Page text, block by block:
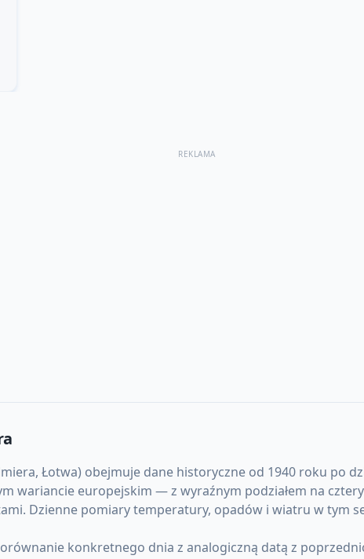
REKLAMA
Łotwa) obejmuje dane historyczne od 1940 roku po
wariancie europejskim — z wyraźnym podziałem na
Dzienne pomiary temperatury, opadów i wiatru w tym
konkretnego dnia z analogiczną datą z